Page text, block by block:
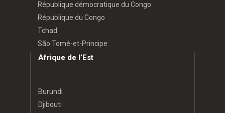
République démocratique du Congo
République du Congo
Tchad
São Tomé-et-Principe
Afrique de l’Est
Burundi
Djibouti